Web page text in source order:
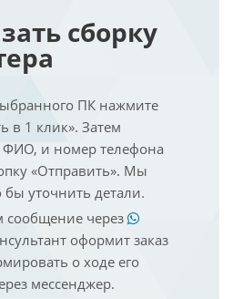
сборку
ПК нажмите
в 1 клик». Затем
и номер телефона
«Отправить». Мы
уточнить детали.
через
оформит заказ
о ходе его
мессенджер.